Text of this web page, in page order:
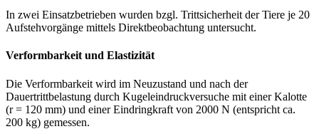
In zwei Einsatzbetrieben wurden bzgl. Trittsicherheit der Tiere je 20
Aufstehvorgänge mittels Direktbeobachtung untersucht.
Verformbarkeit und Elastizität
Die Verformbarkeit wird im Neuzustand und nach der
Dauertrittbelastung durch Kugeleindruckversuche mit einer Kalotte
(r = 120 mm) und einer Eindringkraft von 2000 N (entspricht ca.
200 kg) gemessen.